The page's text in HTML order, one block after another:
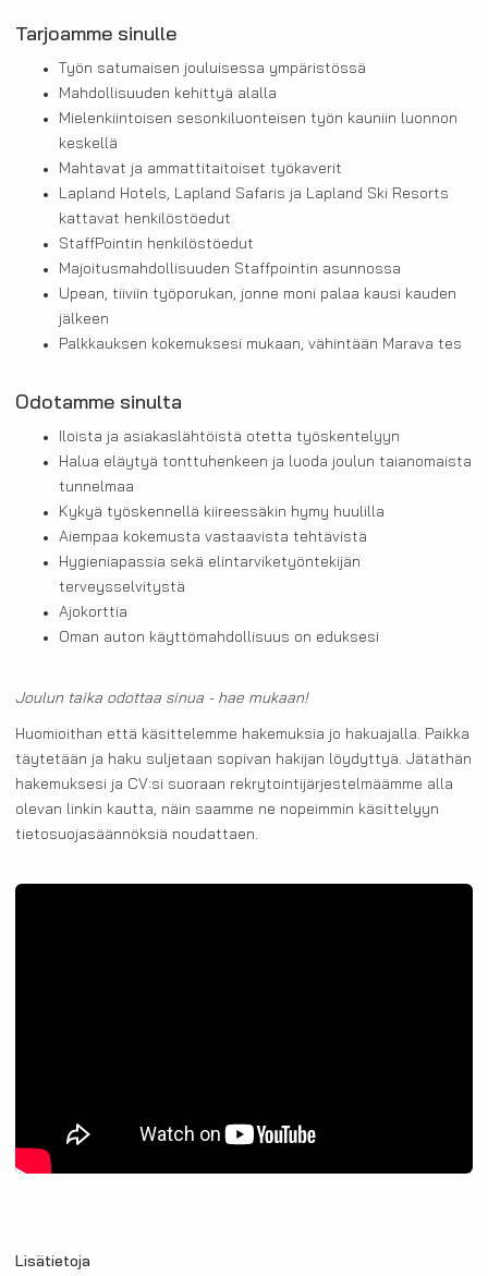
Tarjoamme sinulle
Työn satumaisen jouluisessa ympäristössä
Mahdollisuuden kehittyä alalla
Mielenkiintoisen sesonkiluonteisen työn kauniin luonnon
keskellä
Mahtavat ja ammattitaitoiset työkaverit
Lapland Hotels, Lapland Safaris ja Lapland Ski Resorts
kattavat henkilöstöedut
StaffPointin henkilöstöedut
Majoitusmahdollisuuden Staffpointin asunnossa
Upean, tiiviin työporukan, jonne moni palaa kausi kauden
jälkeen
Palkkauksen kokemuksesi mukaan, vähintään Marava tes
Odotamme sinulta
Iloista ja asiakaslähtöistä otetta työskentelyyn
Halua eläytyä tonttuhenkeen ja luoda joulun taianomaista
tunnelmaa
Kykyä työskennellä kiireessäkin hymy huulilla
Aiempaa kokemusta vastaavista tehtävistä
Hygieniapassia sekä elintarviketyöntekijän
terveysselvitystä
Ajokorttia
Oman auton käyttömahdollisuus on eduksesi
Joulun taika odottaa sinua - hae mukaan!
Huomioithan että käsittelemme hakemuksia jo hakuajalla. Paikka
täytetään ja haku suljetaan sopivan hakijan löydyttyä. Jätäthän
hakemuksesi ja CV:si suoraan rekrytointijärjestelmäämme alla
olevan linkin kautta, näin saamme ne nopeimmin käsittelyyn
tietosuojasäännöksiä noudattaen.
Lisätietoja